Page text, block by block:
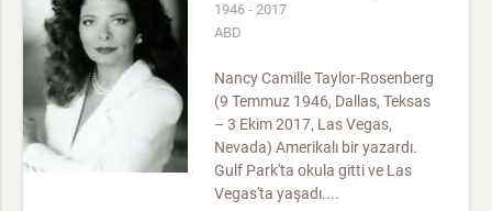
1946 - 2017
ABD
Nancy Camille Taylor-Rosenberg
(9 Temmuz 1946, Dallas, Teksas
– 3 Ekim 2017, Las Vegas,
Nevada) Amerikalı bir yazardı.
Gulf Park'ta okula gitti ve Las
Vegas'ta yaşadı....